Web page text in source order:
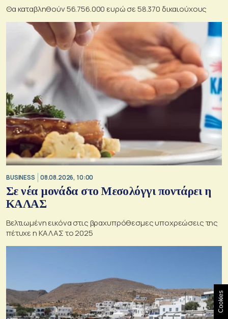
Θα καταβληθούν 56.756.000 ευρώ σε 58.370 δικαιούχους
BUSINESS 08.08.2026, 10:00
Σε νέα μονάδα στο Μεσολόγγι ποντάρει η
ΚΑΛΑΣ
Βελτιωμένη εικόνα στις βραχυπρόθεσμες υποχρεώσεις της
πέτυχε η ΚΑΛΑΣ το 2025
Cookies